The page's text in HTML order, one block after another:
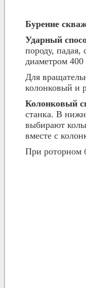
Бурение
Ударный
породу,
диаметром
Для
колонковый и
Колонковый
станка. В
выбирают
вместе с
При роторном